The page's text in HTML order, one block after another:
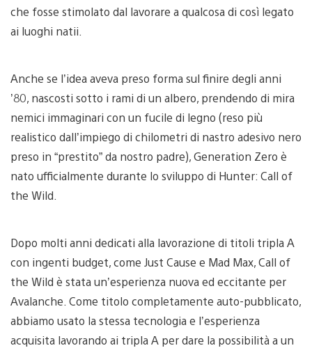
che fosse stimolato dal lavorare a qualcosa di così legato
ai luoghi natii.
Anche se l’idea aveva preso forma sul finire degli anni
’80, nascosti sotto i rami di un albero, prendendo di mira
nemici immaginari con un fucile di legno (reso più
realistico dall’impiego di chilometri di nastro adesivo nero
preso in “prestito” da nostro padre), Generation Zero è
nato ufficialmente durante lo sviluppo di Hunter: Call of
the Wild.
Dopo molti anni dedicati alla lavorazione di titoli tripla A
con ingenti budget, come Just Cause e Mad Max, Call of
the Wild è stata un’esperienza nuova ed eccitante per
Avalanche. Come titolo completamente auto-pubblicato,
abbiamo usato la stessa tecnologia e l’esperienza
acquisita lavorando ai tripla A per dare la possibilità a un